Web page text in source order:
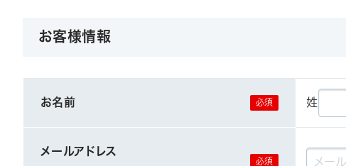
お客様情報
お名前 姓
メールアドレス